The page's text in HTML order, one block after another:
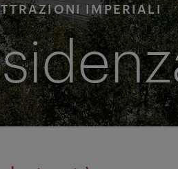
IMPERIALI